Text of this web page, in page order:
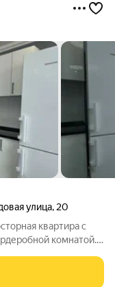
улица, 20
квартира с
комнатой.
часто, ожидать